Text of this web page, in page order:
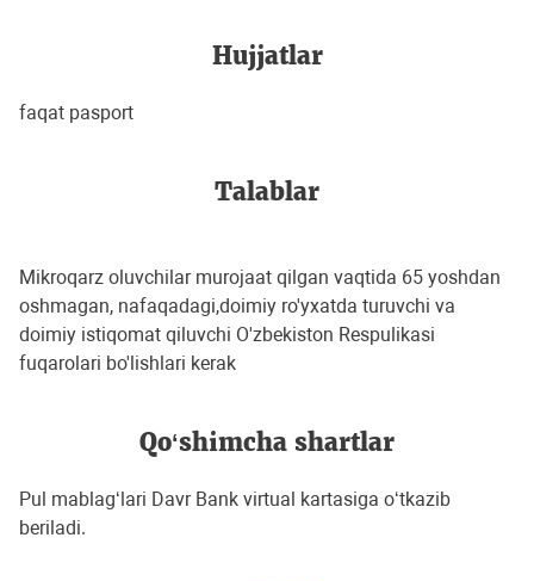
Hujjatlar
faqat pasport
Talablar
Mikroqarz oluvchilar murojaat qilgan vaqtida 65 yoshdan
oshmagan, nafaqadagi,doimiy ro'yxatda turuvchi va
doimiy istiqomat qiluvchi O'zbekiston Respulikasi
fuqarolari bo'lishlari kerak
Qo‘shimcha shartlar
Pul mablag‘lari Davr Bank virtual kartasiga o‘tkazib
beriladi.